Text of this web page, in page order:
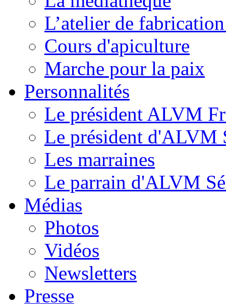
L’atelier de
Cours d'apiculture
Marche pour la paix
Personnalités
Le président ALVM
Le président d'ALVM
Les marraines
Le parrain d'ALVM
Médias
Photos
Vidéos
Newsletters
Presse